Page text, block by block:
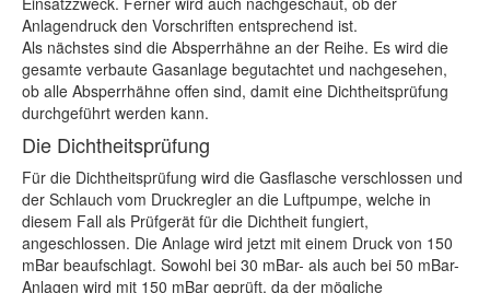
Anlagendruck den Vorschriften entsprechend ist.
Als nächstes sind die Absperrhähne an der Reihe. Es wird die
gesamte verbaute Gasanlage begutachtet und nachgesehen,
ob alle Absperrhähne offen sind, damit eine Dichtheitsprüfung
durchgeführt werden kann.
Die Dichtheitsprüfung
Für die Dichtheitsprüfung wird die Gasflasche verschlossen und
der Schlauch vom Druckregler an die Luftpumpe, welche in
diesem Fall als Prüfgerät für die Dichtheit fungiert,
angeschlossen. Die Anlage wird jetzt mit einem Druck von 150
mBar beaufschlagt. Sowohl bei 30 mBar- als auch bei 50 mBar-
Anlagen wird mit 150 mBar geprüft, da der mögliche